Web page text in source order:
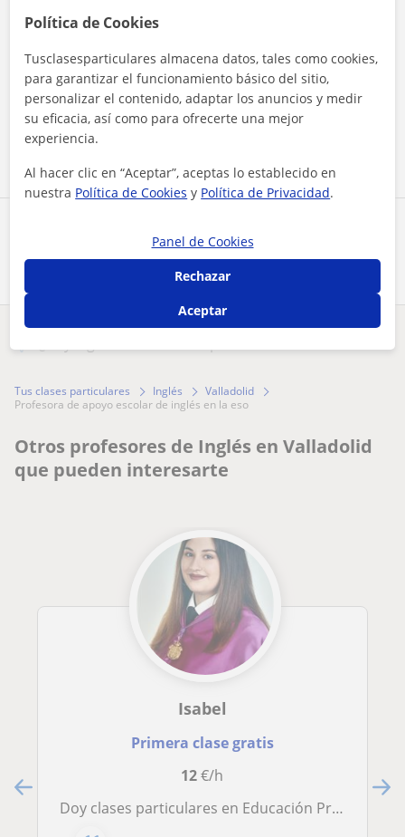
Al hacer clic, aceptas nuestroaviso legaly deprivacidad
Tus clases particulares Inglés
Valladolid
profesora de apoyo escolar de inglés en la eso
Otros profesores de Inglés en Valladolid
que pueden interesarte
Isabel
Primera clase gratis
12€/h
Doy clases particulares en Educación Primaria y Secundaria
Política de Cookies
Tusclasesparticulares almacena datos, tales como cookies,
para garantizar el funcionamiento básico del sitio,
personalizar el contenido, adaptar los anuncios y medir
su eficacia, así como para ofrecerte una mejor
experiencia.
Al hacer clic en “Aceptar”, aceptas lo establecido en
nuestra Política de Cookies y Política de Privacidad.
Panel de Cookies
Rechazar
Aceptar